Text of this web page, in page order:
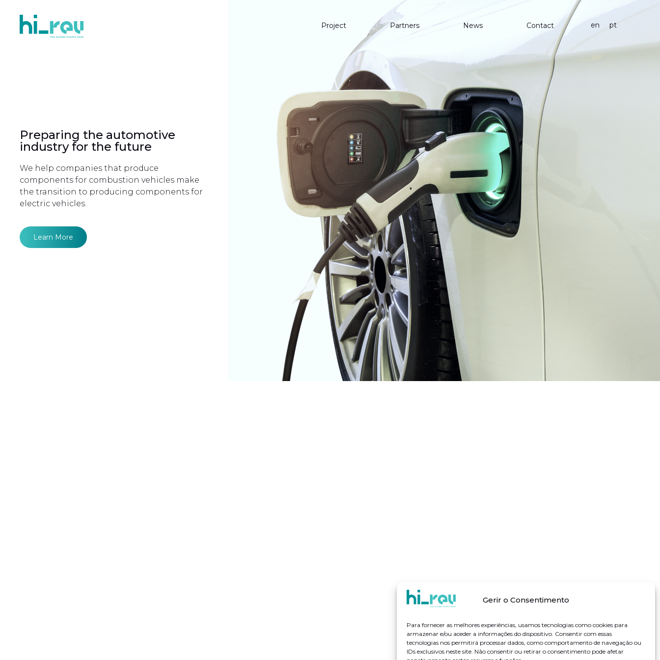
Gerir o Consentimento
Para fornecer as melhores experiências, usamos tecnologias como cookies para
armazenar e/ou aceder a informações do dispositivo. Consentir com essas
tecnologias nos permitirá processar dados, como comportamento de navegação ou
IDs exclusivos neste site. Não consentir ou retirar o consentimento pode afetar
Project Partners News Contact en pt
Preparing the automotive
industry for the future
We help companies that produce
components for combustion vehicles make
the transition to producing components for
electric vehicles.
Learn More